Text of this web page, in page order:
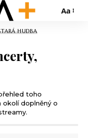
Aa
HUDBA
toho
okolí doplněný o